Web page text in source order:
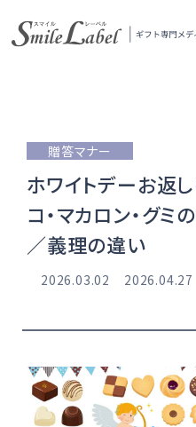
贈答マナー
ホワイトデーお返
コ・マカロン・グ
／義理の違い
2026.03.02 2026.04.27